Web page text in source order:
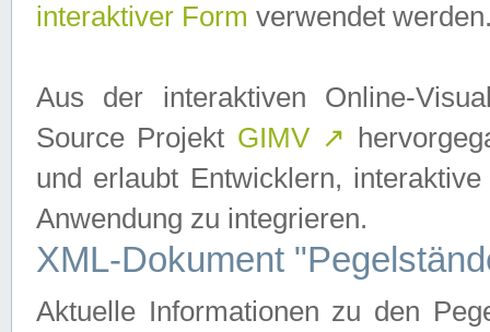
interaktiver Form verwendet
Aus der interaktiven Online-
Source Projekt GIMV ↗
und erlaubt Entwicklern,
Anwendung zu integrieren.
XML-Dokument
Aktuelle Informationen zu den